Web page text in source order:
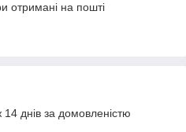
отримані на пошті
днів за домовленістю